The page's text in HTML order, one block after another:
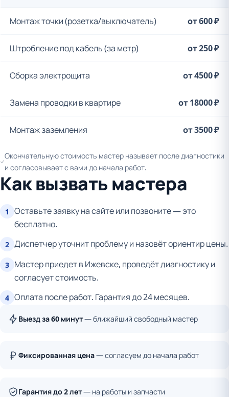
Монтаж точки (розетка/выключатель) от 600 ₽
Штробление под кабель (за метр) от 250 ₽
Сборка электрощита от 4500 ₽
Замена проводки в квартире от 18000 ₽
Монтаж заземления от 3500 ₽
Окончательную стоимость мастер называет после диагностики
и согласовывает с вами до начала работ.
Как вызвать мастера
1
Оставьте заявку на сайте или позвоните — это
бесплатно.
2 Диспетчер уточнит проблему и назовёт ориентир цены.
3 Мастер приедет в Ижевске, проведёт диагностику и
согласует стоимость.
4 Оплата после работ. Гарантия до 24 месяцев.
Выезд за 60 минут— ближайший свободный мастер
Фиксированная цена— согласуем до начала работ
Гарантия до 2 лет— на работы и запчасти